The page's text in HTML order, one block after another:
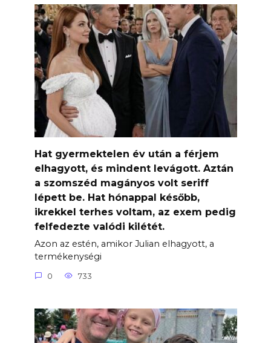
Hat gyermektelen év után a férjem
elhagyott, és mindent levágott. Aztán
a szomszéd magányos volt seriff
lépett be. Hat hónappal később,
ikrekkel terhes voltam, az exem pedig
felfedezte valódi kilétét.
Azon az estén, amikor Julian elhagyott, a
termékenységi
0 733